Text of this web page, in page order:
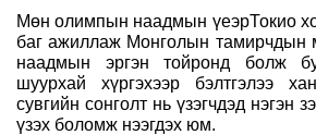
Мөн олимпын наадмын үеэрТокио
баг ажиллаж Монголын тамирчдын
наадмын эргэн тойронд болж
шуурхай хүргэхээр бэлтгэлээ
сувгийн сонголт нь үзэгчдэд нэгэн
үзэх боломж нээгдэх юм.